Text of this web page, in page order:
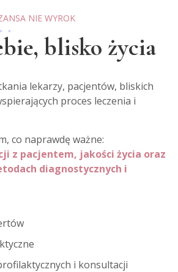
NIE WYROK
blisko życia
lekarzy, pacjentów, bliskich
proces leczenia i
co naprawdę ważne:
z pacjentem, jakości życia oraz
diagnostycznych i
i konsultacji